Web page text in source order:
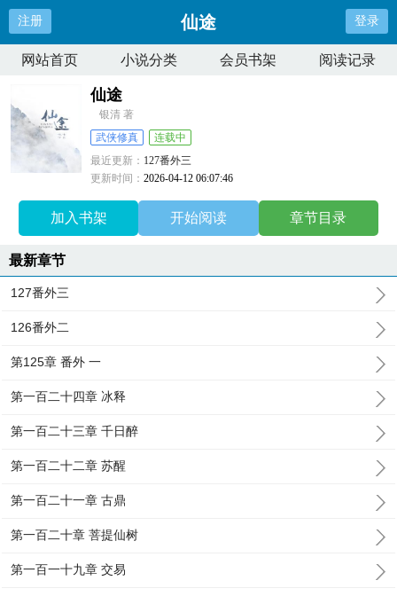
注册 仙途 登录
网站首页 小说分类 会员书架 阅读记录
仙途
银清 著
武侠修真
连载中
最近更新： 127番外三
更新时间：2026-04-12 06:07:46
加入书架 开始阅读 章节目录
最新章节
127番外三
126番外二
第125章 番外 一
第一百二十四章 冰释
第一百二十三章 千日醉
第一百二十二章 苏醒
第一百二十一章 古鼎
第一百二十章 菩提仙树
第一百一十九章 交易